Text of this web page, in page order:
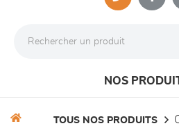
NOS
TOUS NOS PRODUITS